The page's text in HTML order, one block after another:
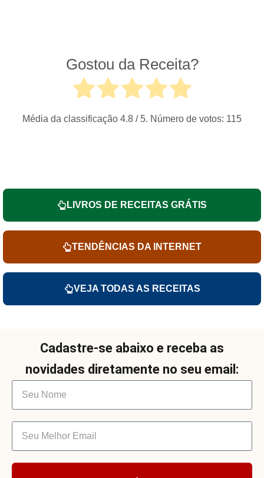
Gostou da Receita?
Média da classificação 4.8 / 5. Número de votos: 115
LIVROS DE RECEITAS GRÁTIS
TENDÊNCIAS DA INTERNET
VEJA TODAS AS RECEITAS
Cadastre-se abaixo e receba as
novidades diretamente no seu email: